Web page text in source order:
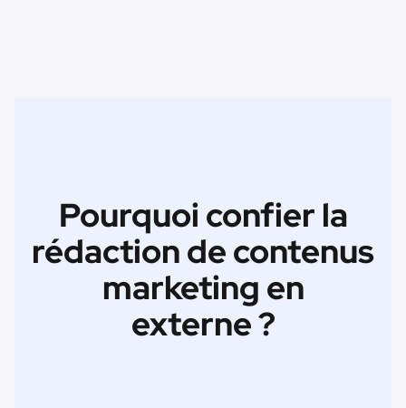
Pourquoi confier la
rédaction de contenus
marketing en
externe ?